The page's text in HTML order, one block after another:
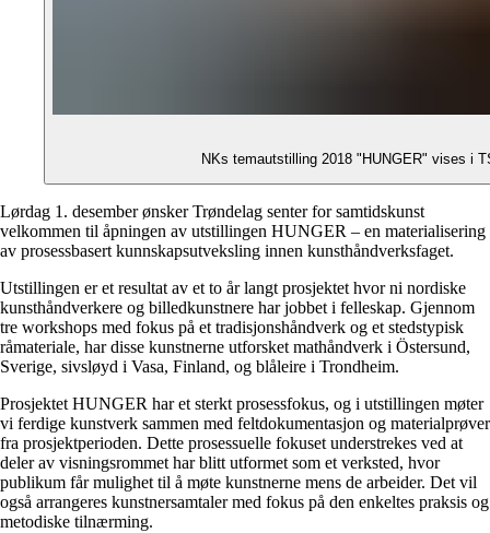
NKs temautstilling 2018 "HUNGER" vises i
Lørdag 1. desember ønsker Trøndelag senter for samtidskunst
velkommen til åpningen av utstillingen HUNGER – en materialisering
av prosessbasert kunnskapsutveksling innen kunsthåndverksfaget.
Utstillingen er et resultat av et to år langt prosjektet hvor ni nordiske
kunsthåndverkere og billedkunstnere har jobbet i felleskap. Gjennom
tre workshops med fokus på et tradisjonshåndverk og et stedstypisk
råmateriale, har disse kunstnerne utforsket mathåndverk i Östersund,
Sverige, sivsløyd i Vasa, Finland, og blåleire i Trondheim.
Prosjektet HUNGER har et sterkt prosessfokus, og i utstillingen møter
vi ferdige kunstverk sammen med feltdokumentasjon og materialprøver
fra prosjektperioden. Dette prosessuelle fokuset understrekes ved at
deler av visningsrommet har blitt utformet som et verksted, hvor
publikum får mulighet til å møte kunstnerne mens de arbeider. Det vil
også arrangeres kunstnersamtaler med fokus på den enkeltes praksis og
metodiske tilnærming.